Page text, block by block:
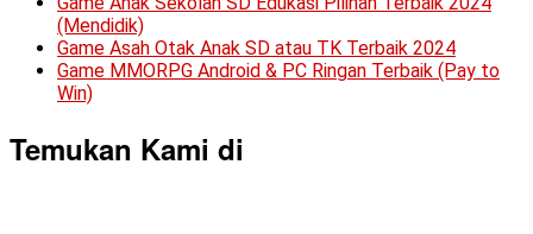
(Mendidik)
Game Asah Otak Anak SD atau TK Terbaik 2024
Game MMORPG Android & PC Ringan Terbaik (Pay to
Win)
Temukan Kami di